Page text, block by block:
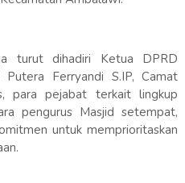
turut dihadiri Ketua DPRD
Ferryandi S.IP, Camat
para pejabat terkait lingkup
pengurus Masjid setempat,
untuk memprioritaskan